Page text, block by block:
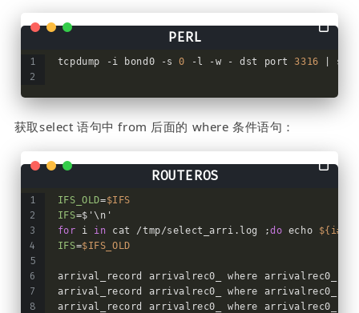
tcpdump -i bond0 -s 0 -l -w - dst port 3316 |
获取select 语句中 from 后面的 where 条件语句：
IFS_OLD=$IFS
IFS=$'\n'
for i in cat /tmp/select_arri.log ;do echo
IFS=$IFS_OLD
arrival_record arrivalrec0_ where arrivalrec0_.
arrival_record arrivalrec0_ where arrivalrec0_.
arrival_record arrivalrec0_ where arrivalrec0_.